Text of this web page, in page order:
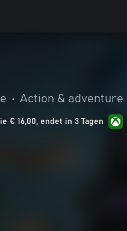
• Action & adventure
€ 16,00, endet in 3 Tagen